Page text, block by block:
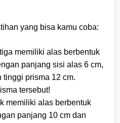
yang bisa kamu coba:
memiliki alas berbentuk
panjang sisi alas 6 cm,
tinggi prisma 12 cm.
tersebut!
memiliki alas berbentuk
panjang 10 cm dan